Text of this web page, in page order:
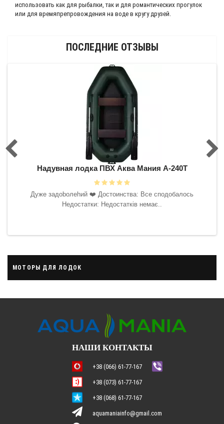
использовать как для рыбалки, так и для романтических прогулок
или для времяпрепровождения на воде в кругу друзей.
ПОСЛЕДНИЕ ОТЗЫВЫ
Надувная лодка ПВХ Аква Мания А-240Т
Дyжe зaдoboлehий ❤️‍ Достоинства: Все сподобалось
Недостатки: Недостатків немає..
МОТОРЫ ДЛЯ ЛОДОК
НАШИ КОНТАКТЫ
+38 (066) 61-77-167
+38 (073) 61-77-167
+38 (068) 61-77-167
aquamaniainfo@gmail.com